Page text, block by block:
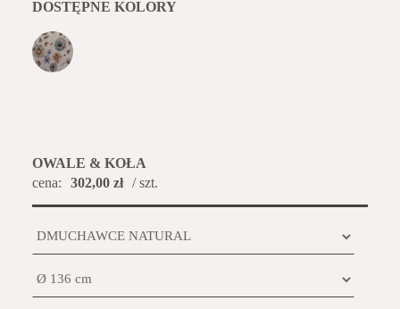
DOSTĘPNE KOLORY
OWALE & KOŁA
cena:
302,00 zł / szt.